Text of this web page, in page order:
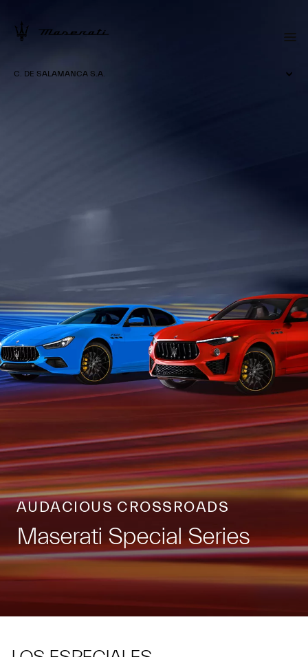
C. DE SALAMANCA S.A.
AUDACIOUS CROSSROADS
Maserati Special Series